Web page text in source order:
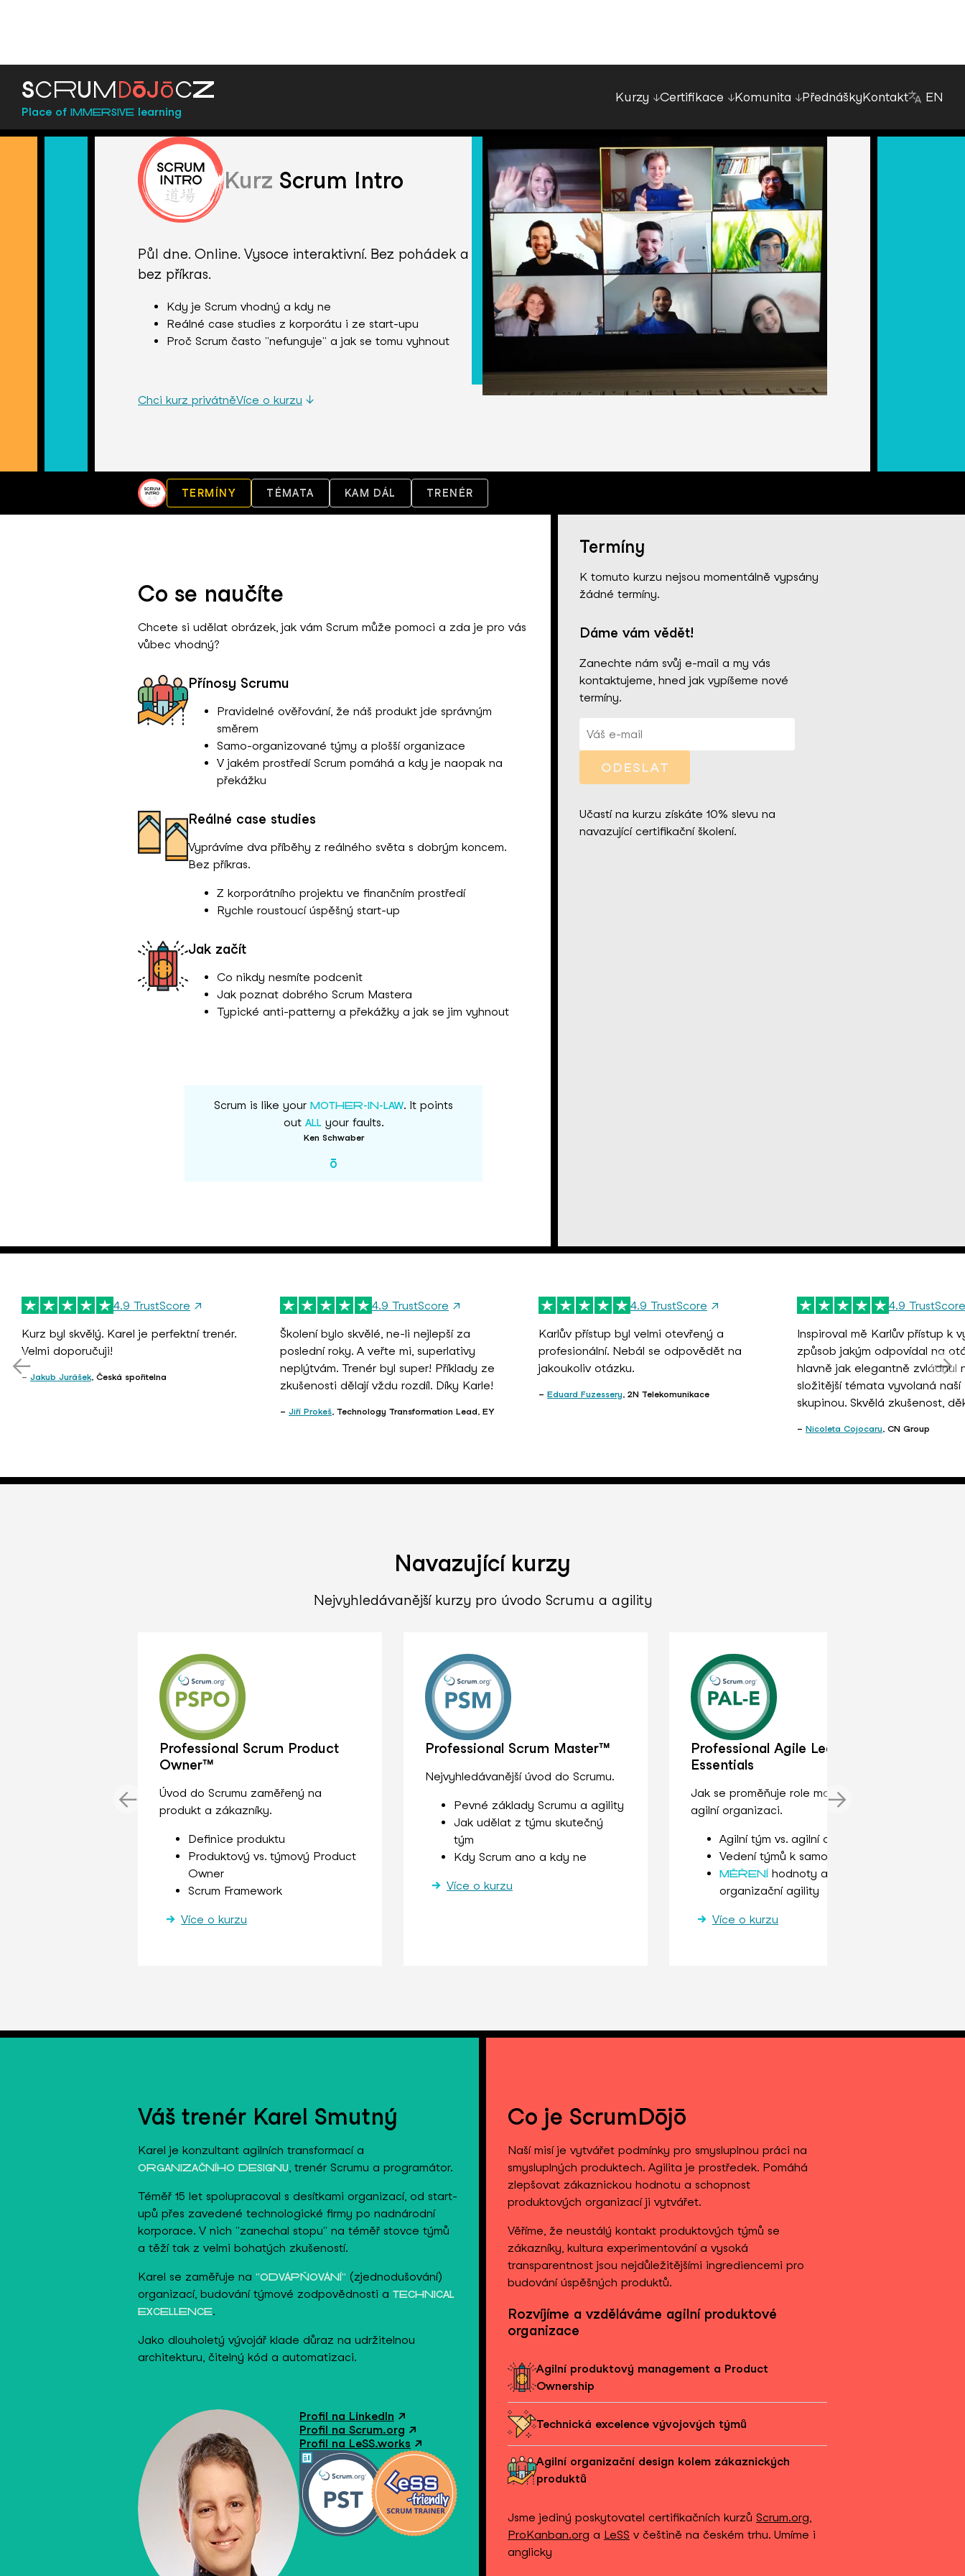
SCRUMDōJōCZ
Place of IMMERSIVE learning
Kurzy Certifikace Komunita PřednáškyKontakt EN
Kurz Scrum Intro
Půl dne. Online. Vysoce interaktivní. Bez pohádek a
bez příkras.
Kdy je Scrum vhodný a kdy ne
Reálné case studies z korporátu i ze start-upu
Proč Scrum často "nefunguje" a jak se tomu vyhnout
Chci kurz privátněVíce o kurzu ↓
TERMÍNY TÉMATA KAM DÁL TRENÉR
Co se naučíte
Chcete si udělat obrázek, jak vám Scrum může pomoci a zda je pro vás
vůbec vhodný?
Přínosy Scrumu
Pravidelné ověřování, že náš produkt jde správným
směrem
Samo-organizované týmy a plošší organizace
V jakém prostředí Scrum pomáhá a kdy je naopak na
překážku
Reálné case studies
Vyprávíme dva příběhy z reálného světa s dobrým koncem.
Bez příkras.
Z korporátního projektu ve finančním prostředí
Rychle roustoucí úspěšný start-up
Jak začít
Co nikdy nesmíte podcenit
Jak poznat dobrého Scrum Mastera
Typické anti-patterny a překážky a jak se jim vyhnout
Scrum is like your MOTHER-IN-LAW. It points
out ALLyour faults.
Ken Schwaber
Termíny
K tomuto kurzu nejsou momentálně vypsány
žádné termíny.
Dáme vám vědět!
Zanechte nám svůj e-mail a my vás
kontaktujeme, hned jak vypíšeme nové
termíny.
ODESLAT
Učastí na kurzu získáte 10% slevu na
navazující certifikační školení.
4.9 TrustScore ↗
Kurz byl skvělý. Karel je perfektní trenér.
Velmi doporučuji!
Jakub Jurášek, Česká spořitelna
4.9 TrustScore ↗
Školení bylo skvělé, ne-li nejlepší za
poslední roky. A veřte mi, superlativy
neplýtvám. Trenér byl super! Příklady ze
zkušenosti dělají vždu rozdíl. Díky Karle!
Jiří Prokeš, Technology Transformation Lead, EY
4.9 TrustScore ↗
Karlův přístup byl velmi otevřený a
profesionální. Nebál se odpovědět na
jakoukoliv otázku.
Eduard Fuzessery, 2N Telekomunikace
4.9 TrustScore
Inspiroval mě Karlův přístup k
způsob jakým odpovídal na
hlavně jak elegantně zvládnul
složitější témata vyvolaná naší
skupinou. Skvělá zkušenost,
Nicoleta Cojocaru, CN Group
Navazující kurzy
Nejvyhledávanější kurzy pro úvodo Scrumu a agility
Professional Scrum Product
Owner™
Úvod do Scrumu zaměřený na
produkt a zákazníky.
Definice produktu
Produktový vs. týmový Product
Owner
Scrum Framework
Více o kurzu
Professional Scrum Master™
Nejvyhledávanější úvod do Scrumu.
Pevné základy Scrumu a agility
Jak udělat z týmu skutečný
tým
Kdy Scrum ano a kdy ne
Více o kurzu
Professional Agile Leadership™
Essentials
Jak se proměňuje role manažera v
agilní organizaci.
Agilní tým vs. agilní organizace
Vedení týmů k samo-řízení
MĚŘENÍ hodnoty a
organizační agility
Více o kurzu
Váš trenér Karel Smutný
Karel je konzultant agilních transformací a
ORGANIZAČNÍHO DESIGNU, trenér Scrumu a programátor.
Téměř 15 let spolupracoval s desítkami organizací, od start-
upů přes zavedené technologické firmy po nadnárodní
korporace. V nich "zanechal stopu" na téměř stovce týmů
a těží tak z velmi bohatých zkušeností.
Karel se zaměřuje na "ODVÁPŇOVÁNÍ" (zjednodušování)
organizací, budování týmové zodpovědnosti a TECHNICAL
EXCELLENCE.
Jako dlouholetý vývojář klade důraz na udržitelnou
architekturu, čitelný kód a automatizaci.
Profil na LinkedIn ↗
Profil na Scrum.org ↗
Profil na LeSS.works ↗
Co je ScrumDōjō
Naší misí je vytvářet podmínky pro smysluplnou práci na
smysluplných produktech. Agilita je prostředek. Pomáhá
zlepšovat zákaznickou hodnotu a schopnost
produktových organizací ji vytvářet.
Věříme, že neustálý kontakt produktových týmů se
zákazníky, kultura experimentování a vysoká
transparentnost jsou nejdůležitějšími ingrediencemi pro
budování úspěšných produktů.
Rozvíjíme a vzděláváme agilní produktové
organizace
Agilní produktový management a Product
Ownership
Technická excelence vývojových týmů
Agilní organizační design kolem zákaznických
produktů
Jsme jediný poskytovatel certifikačních kurzů Scrum.org,
ProKanban.org a LeSS v češtině na českém trhu. Umíme i
anglicky